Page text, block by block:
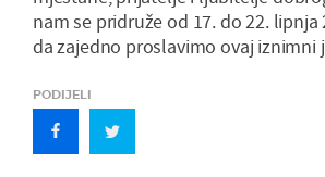
nam se pridruže od 17. do 22. lipnja
da zajedno proslavimo ovaj iznimni
PODIJELI